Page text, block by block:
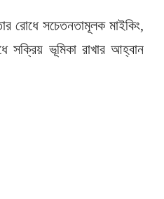
রোধে সচেতনতামূলক মাইকিং,
সক্রিয় ভূমিকা রাখার আহ্বান